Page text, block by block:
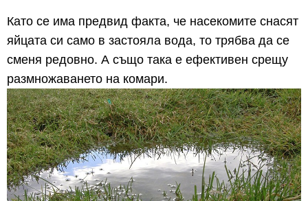
Като се има предвид факта, че насекомите снасят
яйцата си само в застояла вода, то трябва да се
сменя редовно. А също така е ефективен срещу
размножаването на комари.